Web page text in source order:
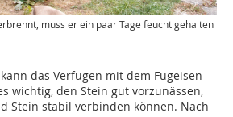
muss er ein paar Tage feucht gehalten
das Verfugen mit dem Fugeisen
wichtig, den Stein gut vorzunässen,
Stein stabil verbinden können. Nach